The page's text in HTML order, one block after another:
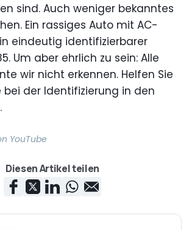
sind. Auch weniger bekanntes
Ein rassiges Auto mit AC-
eindeutig identifizierbarer
Um aber ehrlich zu sein: Alle
wir nicht erkennen. Helfen Sie
bei der Identifizierung in den
YouTube
Diesen Artikel teilen